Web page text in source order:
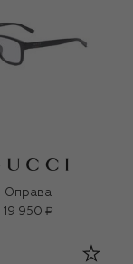
Оправа
19 950 ₽